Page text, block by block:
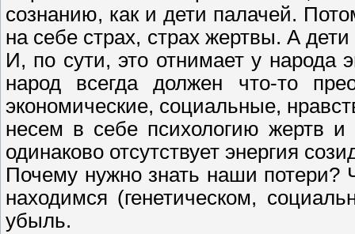
сознанию, как и дети палачей.
на себе страх, страх жертвы. А
И, по сути, это отнимает у народа
народ всегда должен что-то
экономические, социальные,
несем в себе психологию жертв
одинаково отсутствует энергия
Почему нужно знать наши потери?
находимся (генетическом,
убыль.